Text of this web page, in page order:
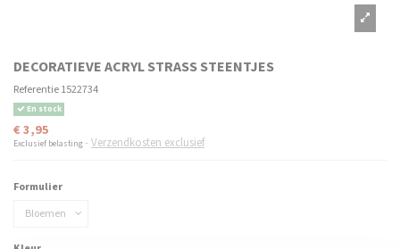
DECORATIEVE ACRYL STRASS STEENTJES
Referentie 1522734
En stock
€ 3,95
Exclusief belasting Verzendkosten exclusief
Formulier